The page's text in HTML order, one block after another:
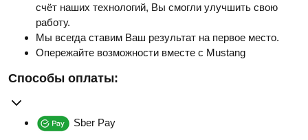
счёт наших технологий, Вы смогли улучшить свою
работу.
Мы всегда ставим Ваш результат на первое место.
Опережайте возможности вместе с Mustang
Способы оплаты:
Sber Pay